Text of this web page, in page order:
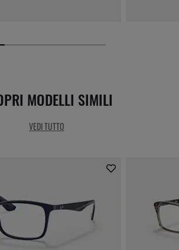
MODELLI SIMILI
VEDI TUTTO